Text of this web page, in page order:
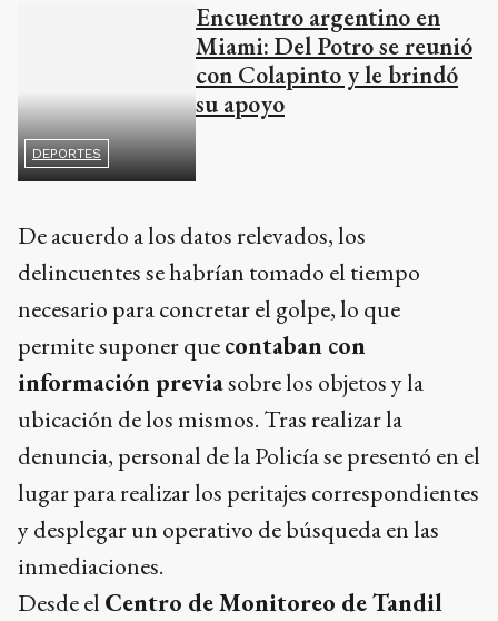
Encuentro argentino en
Miami: Del Potro se reunió
con Colapinto y le brindó
su apoyo
De acuerdo a los datos relevados, los
necesario para concretar el golpe, lo que
permite suponer quecontaban con
información previasobre los objetos y la
ubicación de los mismos. Tras realizar la
denuncia, personal de la Policía se presentó en el
lugar para realizar los peritajes correspondientes
y desplegar un operativo de búsqueda en las
inmediaciones.
Desde elCentro de Monitoreo de Tandil
(CMT)se están analizando las cámaras de la
zona en busca de movimientos sospechosos, con